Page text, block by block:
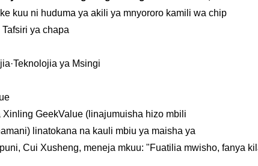
kuu ni huduma ya akili ya mnyororo kamili wa chip
ya chapa
ya Msingi
GeekValue (linajumuisha hizo mbili
linatokana na kauli mbiu ya maisha ya
Cui Xusheng, meneja mkuu: "Fuatilia mwisho, fanya